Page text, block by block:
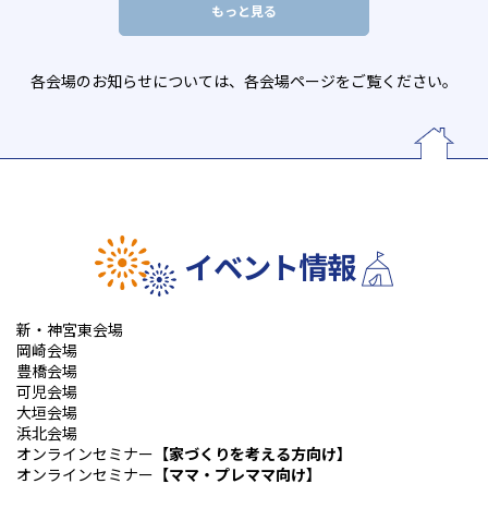
もっと見る
各会場のお知らせについては、各会場ページをご覧ください。
イベント情報
新・神宮東会場
岡崎会場
豊橋会場
可児会場
大垣会場
浜北会場
オンラインセミナー 【家づくりを考える方向け】
オンラインセミナー 【ママ・プレママ向け】